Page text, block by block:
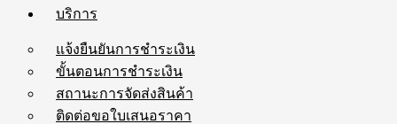
บริการ
แจ้งยืนยันการชำระเงิน
ขั้นตอนการชำระเงิน
สถานะการจัดส่งสินค้า
ติดต่อขอใบเสนอราคา